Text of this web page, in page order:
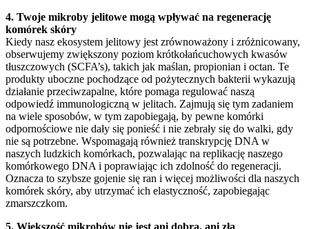
4. Twoje mikroby jelitowe mogą wpływać na regenerację
komórek skóry
Kiedy nasz ekosystem jelitowy jest zrównoważony i zróżnicowany,
obserwujemy zwiększony poziom krótkołańcuchowych kwasów
tłuszczowych (SCFA’s), takich jak maślan, propionian i octan. Te
produkty uboczne pochodzące od pożytecznych bakterii wykazują
działanie przeciwzapalne, które pomaga regulować naszą
odpowiedź immunologiczną w jelitach. Zajmują się tym zadaniem
na wiele sposobów, w tym zapobiegają, by pewne komórki
odpornościowe nie dały się ponieść i nie zebrały się do walki, gdy
nie są potrzebne. Wspomagają również transkrypcję DNA w
naszych ludzkich komórkach, pozwalając na replikację naszego
komórkowego DNA i poprawiając ich zdolność do regeneracji.
Oznacza to szybsze gojenie się ran i więcej możliwości dla naszych
komórek skóry, aby utrzymać ich elastyczność, zapobiegając
zmarszczkom.
5. Większość mikrobów nie jest ani dobra, ani zła